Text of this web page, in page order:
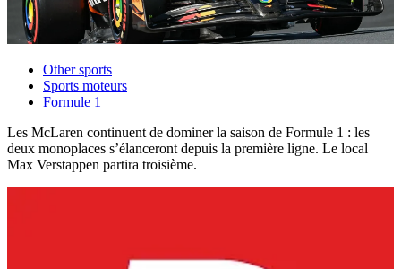
Other sports
Sports moteurs
Formule 1
Les McLaren continuent de dominer la saison de Formule 1 : les
deux monoplaces s’élanceront depuis la première ligne. Le local
Max Verstappen partira troisième.